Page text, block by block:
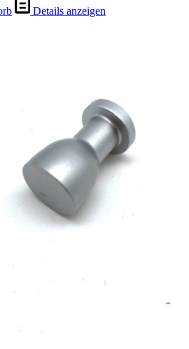
Details anzeigen